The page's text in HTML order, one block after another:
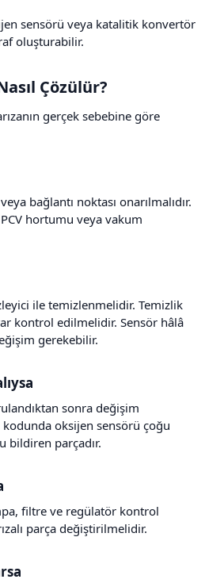
sensörü veya katalitik konvertör
oluşturabilir.
Çözülür?​
gerçek sebebine göre
bağlantı noktası onarılmalıdır.
hortumu veya vakum
ile temizlenmelidir. Temizlik
kontrol edilmelidir. Sensör hâlâ
gerekebilir.
sonra değişim
kodunda oksijen sensörü çoğu
bildiren parçadır.
filtre ve regülatör kontrol
parça değiştirilmelidir.